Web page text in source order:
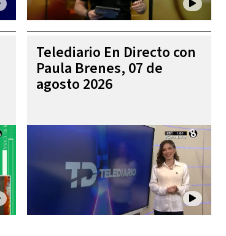
Telediario En Directo con
Paula Brenes, 07 de
agosto 2026